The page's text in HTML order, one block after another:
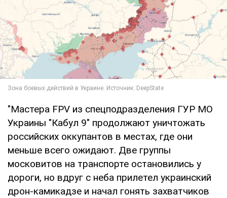
"Мастера FPV из спецподразделения ГУР МО
Украины "Кабул 9" продолжают уничтожать
российских оккупантов в местах, где они
меньше всего ожидают. Две группы
московитов на транспорте остановились у
дороги, но вдруг с неба прилетел украинский
дрон-камикадзе и начал гонять захватчиков